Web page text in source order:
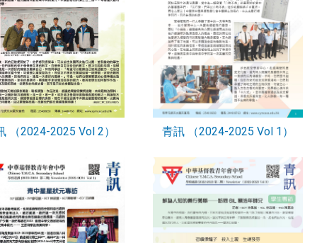
（2024-2025 Vol 2） 青訊 （2024-2025 Vol 1）